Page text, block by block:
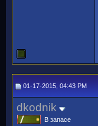
01-17-2015, 04:43 PM
dkodnik
В запасе